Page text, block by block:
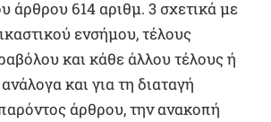
άρθρου 614 αριθμ. 3 σχετικά με
ενσήμου, τέλους
και κάθε άλλου τέλους ή
και για τη διαταγή
άρθρου, την ανακοπή